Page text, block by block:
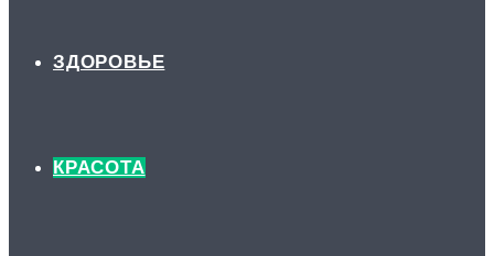
ЗДОРОВЬЕ
КРАСОТА